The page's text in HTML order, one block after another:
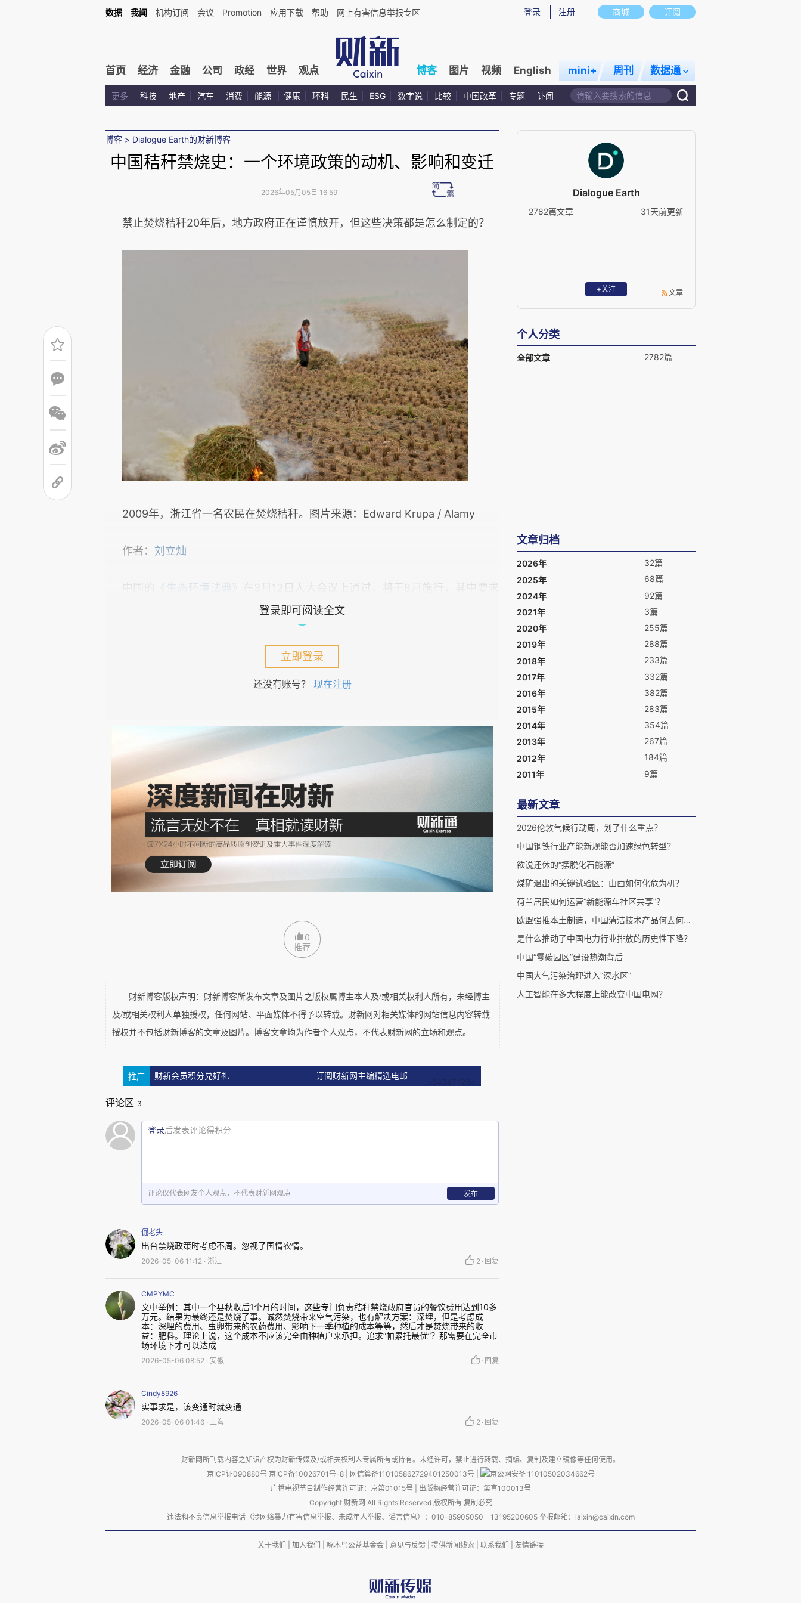
商城 订阅
登录 注册
数据 我闻 机构订阅 会议 Promotion 应用下载 帮助 网上有害信息举报专区
首页 经济 金融 公司 政经 世界 观点 博客 图片 视频 English mini+ 周刊 数据通
更多 科技 地产 汽车 消费 能源 健康 环科 民生 ESG 数字说 比较 中国改革 专题 讣闻
博客 > Dialogue Earth的财新博客
中国秸秆禁烧史：一个环境政策的动机、影响和变迁
2026年05月05日 16:59
禁止焚烧秸秆20年后，地方政府正在谨慎放开，但这些决策都是怎么制定的？
2009年，浙江省一名农民在焚烧秸秆。图片来源：Edward Krupa / Alamy
作者： 刘立灿
中国的 《生态环境法典》
在3月12日人大会议上通过，将于8月施行，其中要求
“科学精准”组织和管理秸秆焚烧。有专家说，这是要从维护空气质量的单一目标，
转向环境保护和农民生计、生产的平衡。听锣鼓要听音。也就是说，以前秸秆禁烧
的政策以环保为目标，其实有民生代价的。
中国禁止焚烧秸秆的政策执行超过20年，耗费大量人力、补贴等资源，禁绝了
这种想简单禁止却又不得不谨慎放开的决策过程，反映了中国社会和经济结构、
技术可及和适用、配套激励和惩罚措施、环境保护和经济理性选择之间的矛盾和变
化，也考验着政策制定者如何面对社会关切的智慧。20多年秸秆禁烧政策的出台、
实施和调整，就是中国环境治理复杂性的一个样本。
从资源到废物：被嫌弃的秸秆的一生
系指小麦、水稻、玉米、薯类、油料、棉花、甘蔗和其他杂粮等农作物秸
中国几千年来的生产习惯。准确地说，是自古以来就不露天焚
被充分利用：农村大量牲畜的
和取暖的燃料；燃烧后的草木灰是沤肥的一部分。更高级的利用还包括制造屋顶、
泥砖，编制扫帚、坐垫等，甚至制作秸秆画等工艺品。
大概上个世纪90年代开始，中国农村地区出现大量露天焚烧秸秆的情况。
一个原因是秸秆的产生量随着粮食产量不断增加，而需求却在大量减少：农业机
和运输费用，而农村青壮年劳动力大量进城务工，留守田间的多是上年纪的老人。
农忙时节，无力再好好收集和处理秸秆了。
焚烧秸秆一般发生在夏收和秋收之后，大概是5-6月和9-11月。收割后除了晾
包括清理秸秆、平整土地、翻土、打药、施肥、灌溉，到播种。任何一个环节出了
问题，例如下雨，都可能耽误农时。而秸秆清理是其中一个费时费力的工作，把秸
这意味着，随着农业机械化发展、农村能源结构和人口结构变化，秸秆从资源变
成了一种“新”的废弃物，烧掉是理性选择。
秸秆禁烧1999：以环保之名
可能引发火灾，污染空气且带来健康问题，影响交通，破坏土壤结构，影响人居环
境等等。
2025年发表的一项研究收集了中国2015年到2020年156个城市的数据，结果显
示秸秆焚烧发生3天内，大气污染物的日浓度显著升高。直到2025年6月，一直严防
空气污染。
燃烧对于眼睛、呼吸道乃至于肺的影响不言而喻，而烟雾中的苯并芘、二噁英等
50公里范围内的秸秆焚烧点每增加10个，将导致该县城月空气污染（PM2.5）水平
登录即可阅读全文
立即登录
还没有账号？ 现在注册
0
推荐
财新博客版权声明：财新博客所发布文章及图片之版权属博主本人及/或相关权利人所有，未经博主
及/或相关权利人单独授权，任何网站、平面媒体不得予以转载。财新网对相关媒体的网站信息内容转载
授权并不包括财新博客的文章及图片。博客文章均为作者个人观点，不代表财新网的立场和观点。
推广 财新会员积分兑好礼 订阅财新网主编精选电邮
评论区 3
登录后发表评论得积分
评论仅代表网友个人观点，不代表财新网观点 发布
倔老头
出台禁烧政策时考虑不周。忽视了国情农情。
2026-05-06 11:12 · 浙江 2 · 回复
CMPYMC
文中举例：其中一个县秋收后1个月的时间，这些专门负责秸秆禁烧政府官员的餐饮费用达到10多
万元。结果为最终还是焚烧了事。诚然焚烧带来空气污染，也有解决方案：深埋，但是考虑成
本：深埋的费用、虫卵带来的农药费用、影响下一季种植的成本等等，然后才是焚烧带来的收
益：肥料。理论上说，这个成本不应该完全由种植户来承担。追求“帕累托最优”？那需要在完全市
场环境下才可以达成
2026-05-06 08:52 · 安徽 · 回复
Cindy8926
实事求是，该变通时就变通
2026-05-06 01:46 · 上海 2 · 回复
Dialogue Earth
2782篇文章 31天前更新
+关注 文章
个人分类
全部文章 2782篇
文章归档
2026年
32篇
2025年
68篇
2024年
92篇
2021年
3篇
2020年
255篇
2019年
288篇
2018年
233篇
2017年
332篇
2016年
382篇
2015年
283篇
2014年
354篇
2013年
267篇
2012年
184篇
2011年
9篇
最新文章
2026伦敦气候行动周，划了什么重点？
中国钢铁行业产能新规能否加速绿色转型？
欲说还休的“摆脱化石能源”
煤矿退出的关键试验区：山西如何化危为机？
荷兰居民如何运营“新能源车社区共享”？
欧盟强推本土制造，中国清洁技术产品何去何从？
是什么推动了中国电力行业排放的历史性下降？
中国“零碳园区”建设热潮背后
中国大气污染治理进入“深水区”
人工智能在多大程度上能改变中国电网？
财新网所刊载内容之知识产权为财新传媒及/或相关权利人专属所有或持有。未经许可，禁止进行转载、摘编、复制及建立镜像等任何使用。
京ICP证090880号 京ICP备10026701号-8 网信算备110105862729401250013号
京公网安备 11010502034662号
广播电视节目制作经营许可证：京第01015号
出版物经营许可证：第直100013号
Copyright 财新网 All Rights Reserved 版权所有 复制必究
违法和不良信息举报电话（涉网络暴力有害信息举报、未成年人举报、谣言信息）：010-85905050 13195200605 举报邮箱：laixin@caixin.com
关于我们 加入我们 啄木鸟公益基金会 意见与反馈 提供新闻线索 联系我们 友情链接